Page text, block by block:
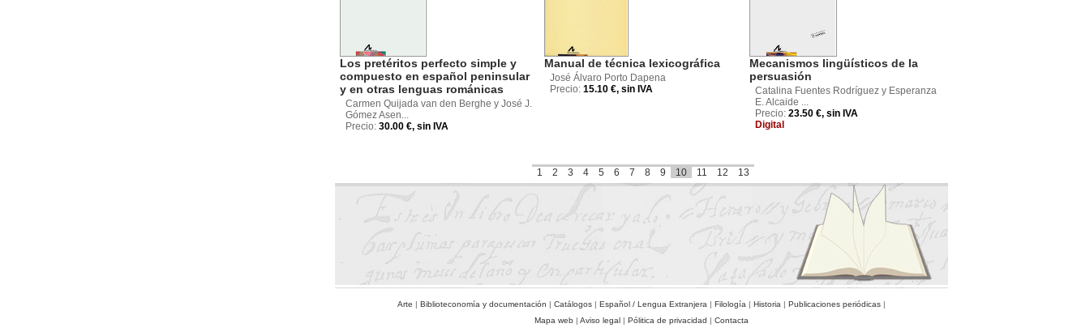
Los pretéritos perfecto simple y
compuesto en español peninsular
y en otras lenguas románicas
Carmen Quijada van den Berghe y José J.
Gómez Asen...
Precio: 30.00 €, sin IVA
Manual de técnica lexicográfica
José Álvaro Porto Dapena
Precio: 15.10 €, sin IVA
Mecanismos lingüísticos de la
persuasión
Catalina Fuentes Rodríguez y Esperanza
E. Alcaide ...
Precio: 23.50 €, sin IVA
Digital
1 2 3 4 5 6 7 8 9 10 11 12 13
Arte | Biblioteconomía y documentación | Catálogos | Español / Lengua Extranjera | Filología | Historia | Publicaciones periódicas |
Mapa web | Aviso legal | Pólitica de privacidad | Contacta